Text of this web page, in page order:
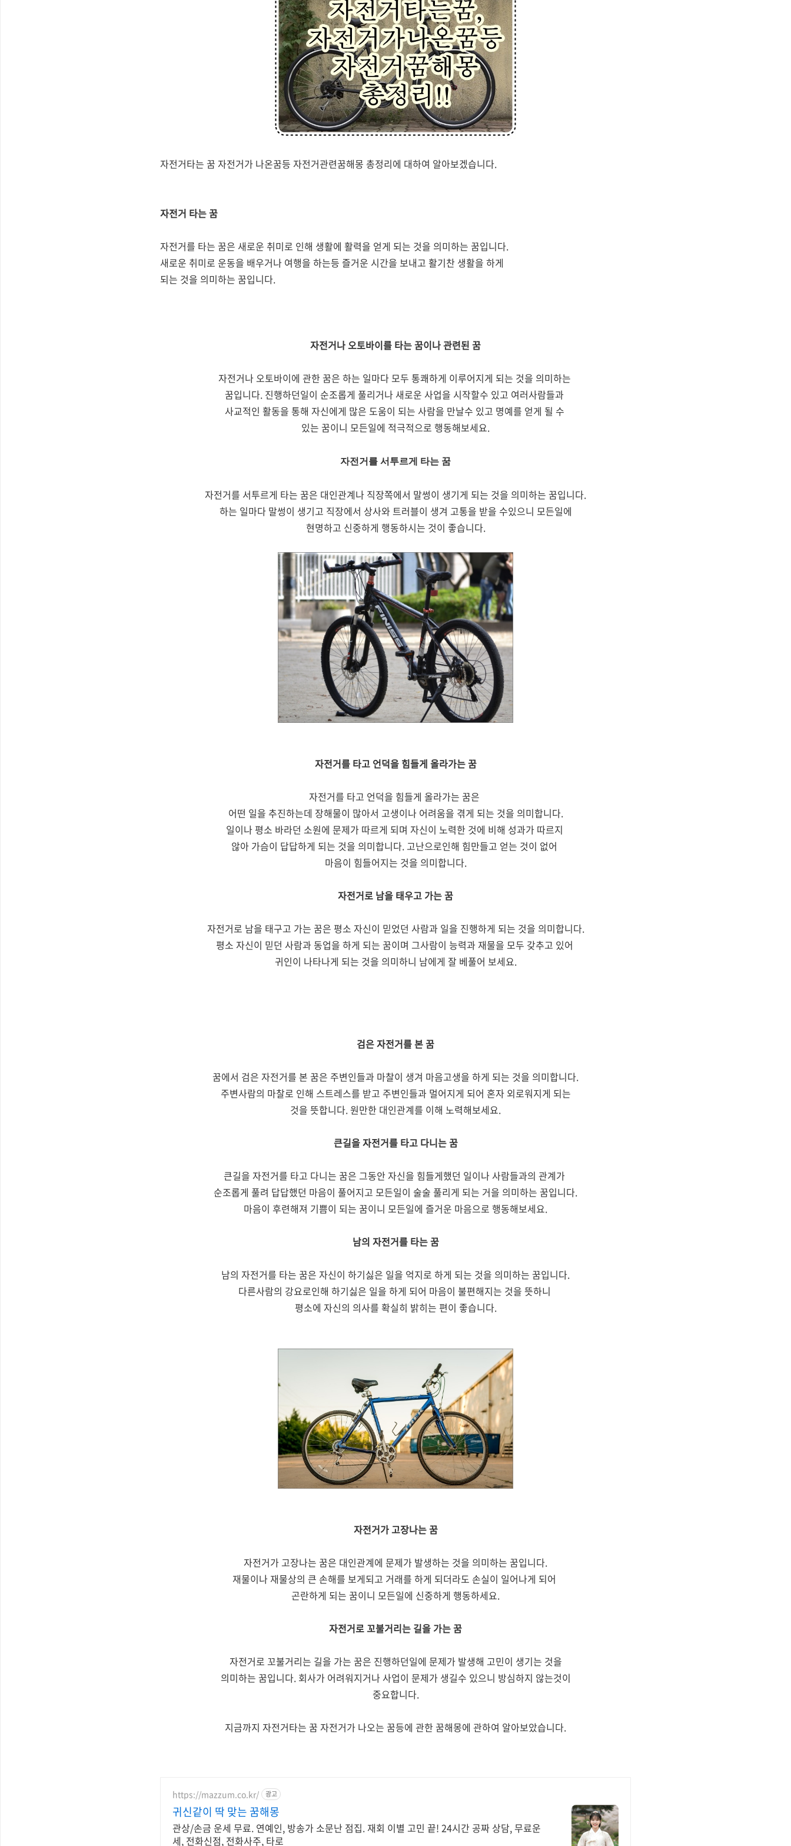
자전거타는 꿈 자전거가 나온꿈등 자전거관련꿈해몽 총정리에 대하여 알아보겠습니다.
자전거 타는 꿈
자전거를 타는 꿈은 새로운 취미로 인해 생활에 활력을 얻게 되는 것을 의미하는 꿈입니다.
새로운 취미로 운동을 배우거나 여행을 하는등 즐거운 시간을 보내고 활기찬 생활을 하게
되는 것을 의미하는 꿈입니다.
자전거나 오토바이를 타는 꿈이나 관련된 꿈
자전거나 오토바이에 관한 꿈은 하는 일마다 모두 통쾌하게 이루어지게 되는 것을 의미하는
꿈입니다. 진행하던일이 순조롭게 풀리거나 새로운 사업을 시작할수 있고 여러사람들과
사교적인 활동을 통해 자신에게 많은 도움이 되는 사람을 만날수 있고 명예를 얻게 될 수
있는 꿈이니 모든일에 적극적으로 행동해보세요.
자전거를 서투르게 타는 꿈
자전거를 서투르게 타는 꿈은 대인관계나 직장쪽에서 말썽이 생기게 되는 것을 의미하는 꿈입니다.
하는 일마다 말썽이 생기고 직장에서 상사와 트러블이 생겨 고통을 받을 수있으니 모든일에
현명하고 신중하게 행동하시는 것이 좋습니다.
자전거를 타고 언덕을 힘들게 올라가는 꿈
자전거를 타고 언덕을 힘들게 올라가는 꿈은
어떤 일을 추진하는데 장해물이 많아서 고생이나 어려움을 겪게 되는 것을 의미합니다.
일이나 평소 바라던 소원에 문제가 따르게 되며 자신이 노력한 것에 비해 성과가 따르지
않아 가슴이 답답하게 되는 것을 의미합니다. 고난으로인해 힘만들고 얻는 것이 없어
마음이 힘들어지는 것을 의미합니다.
자전거로 남을 태우고 가는 꿈
자전거로 남을 태구고 가는 꿈은 평소 자신이 믿었던 사람과 일을 진행하게 되는 것을 의미합니다.
평소 자신이 믿던 사람과 동업을 하게 되는 꿈이며 그사람이 능력과 재물을 모두 갖추고 있어
귀인이 나타나게 되는 것을 의미하니 남에게 잘 베풀어 보세요.
검은 자전거를 본 꿈
꿈에서 검은 자전거를 본 꿈은 주변인들과 마찰이 생겨 마음고생을 하게 되는 것을 의미합니다.
주변사람의 마찰로 인해 스트레스를 받고 주변인들과 멀어지게 되어 혼자 외로워지게 되는
것을 뜻합니다. 원만한 대인관계를 이해 노력해보세요.
큰길을 자전거를 타고 다니는 꿈
큰길을 자전거를 타고 다니는 꿈은 그동안 자신을 힘들게했던 일이나 사람들과의 관계가
순조롭게 풀려 답답했던 마음이 풀어지고 모든일이 술술 풀리게 되는 거을 의미하는 꿈입니다.
마음이 후련해져 기쁨이 되는 꿈이니 모든일에 즐거운 마음으로 행동해보세요.
남의 자전거를 타는 꿈
남의 자전거를 타는 꿈은 자신이 하기싫은 일을 억지로 하게 되는 것을 의미하는 꿈입니다.
다른사람의 강요로인해 하기싫은 일을 하게 되어 마음이 불편해지는 것을 뜻하니
평소에 자신의 의사를 확실히 밝히는 편이 좋습니다.
자전거가 고장나는 꿈
자전거가 고장나는 꿈은 대인관계에 문제가 발생하는 것을 의미하는 꿈입니다.
재물이나 재물상의 큰 손해를 보게되고 거래를 하게 되더라도 손실이 일어나게 되어
곤란하게 되는 꿈이니 모든일에 신중하게 행동하세요.
자전거로 꼬불거리는 길을 가는 꿈
자전거로 꼬불거리는 길을 가는 꿈은 진행하던일에 문제가 발생해 고민이 생기는 것을
의미하는 꿈입니다. 회사가 어려워지거나 사업이 문제가 생길수 있으니 방심하지 않는것이
중요합니다.
지금까지 자전거타는 꿈 자전거가 나오는 꿈등에 관한 꿈해몽에 관하여 알아보았습니다.
https://mazzum.co.kr/ 광고
귀신같이 딱 맞는 꿈해몽
관상/손금 운세 무료. 연예인, 방송가 소문난 점집. 재회 이별 고민 끝! 24시간 공짜 상담, 무료운
세, 전화신점, 전화사주, 타로